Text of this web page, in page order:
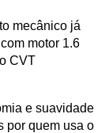
mecânico já
motor 1.6
CVT
e suavidade
por quem usa o